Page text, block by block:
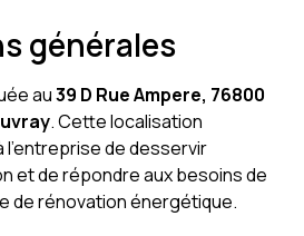
générales
au39 D Rue Ampere, 76800
. Cette localisation
de desservir
et de répondre aux besoins de
de rénovation énergétique.